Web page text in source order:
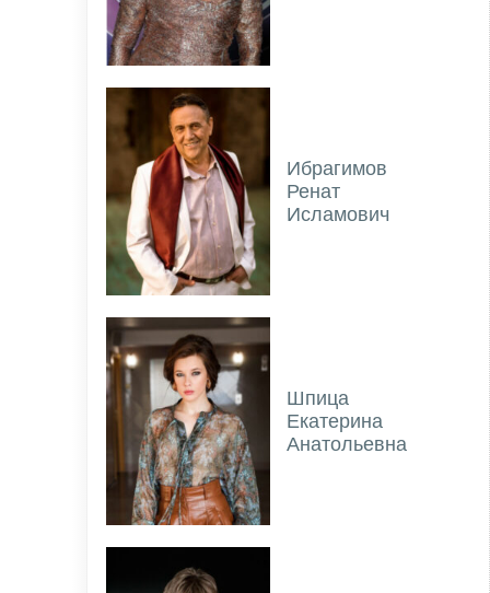
Ибрагимов
Ренат
Исламович
Шпица
Екатерина
Анатольевна